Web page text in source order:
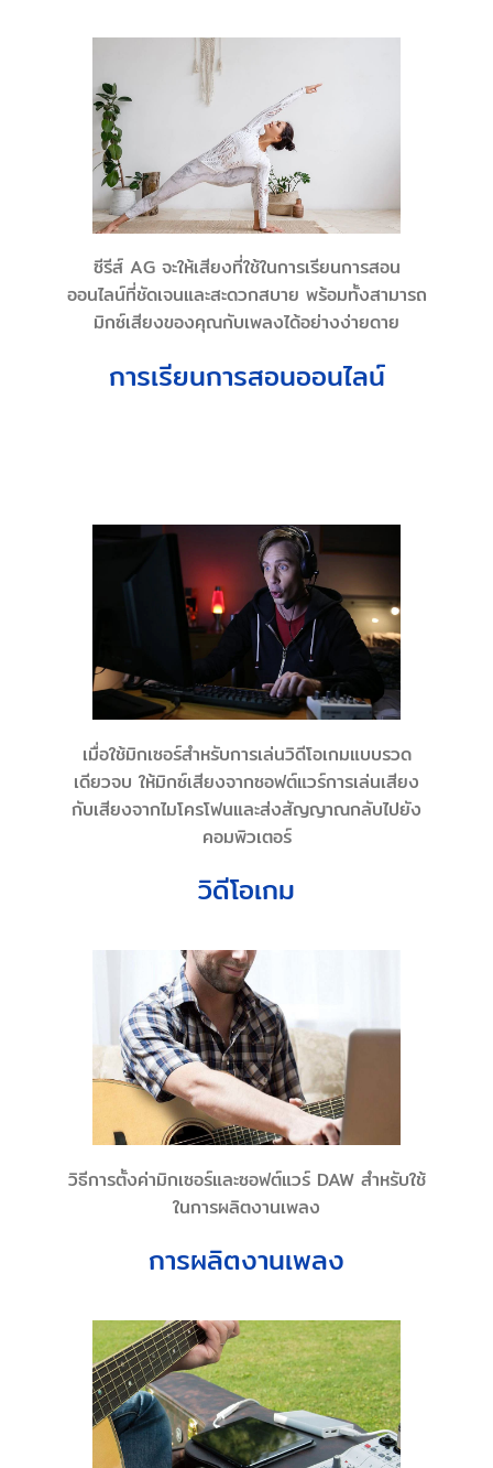
ซีรีส์ AG จะให้เสียงที่ใช้ในการเรียนการสอน
ออนไลน์ที่ชัดเจนและสะดวกสบาย พร้อมทั้งสามารถ
มิกซ์เสียงของคุณกับเพลงได้อย่างง่ายดาย
การเรียนการสอนออนไลน์
เมื่อใช้มิกเซอร์สำหรับการเล่นวิดีโอเกมแบบรวด
เดียวจบ ให้มิกซ์เสียงจากซอฟต์แวร์การเล่นเสียง
กับเสียงจากไมโครโฟนและส่งสัญญาณกลับไปยัง
คอมพิวเตอร์
วิดีโอเกม
วิธีการตั้งค่ามิกเซอร์และซอฟต์แวร์ DAW สำหรับใช้
ในการผลิตงานเพลง
การผลิตงานเพลง